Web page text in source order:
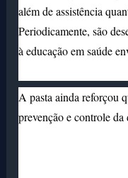
além de assistência
Periodicamente, são
à educação em saúde
A pasta ainda reforçou
prevenção e controle